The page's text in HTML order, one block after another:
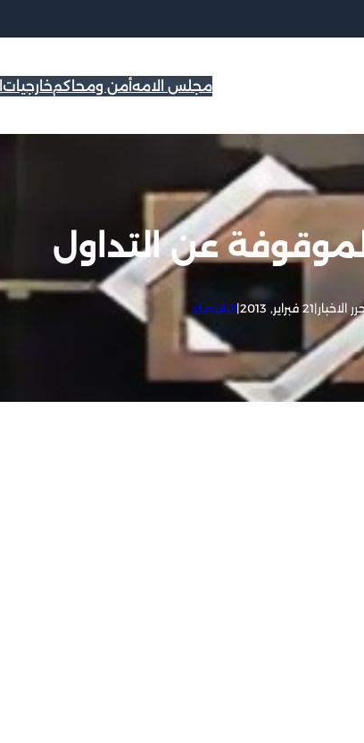
مجلس الامهأمن ومحاكمخارجيات
عن التداول
الاخبار|21 فبراير, 2013 |الاقتصاد